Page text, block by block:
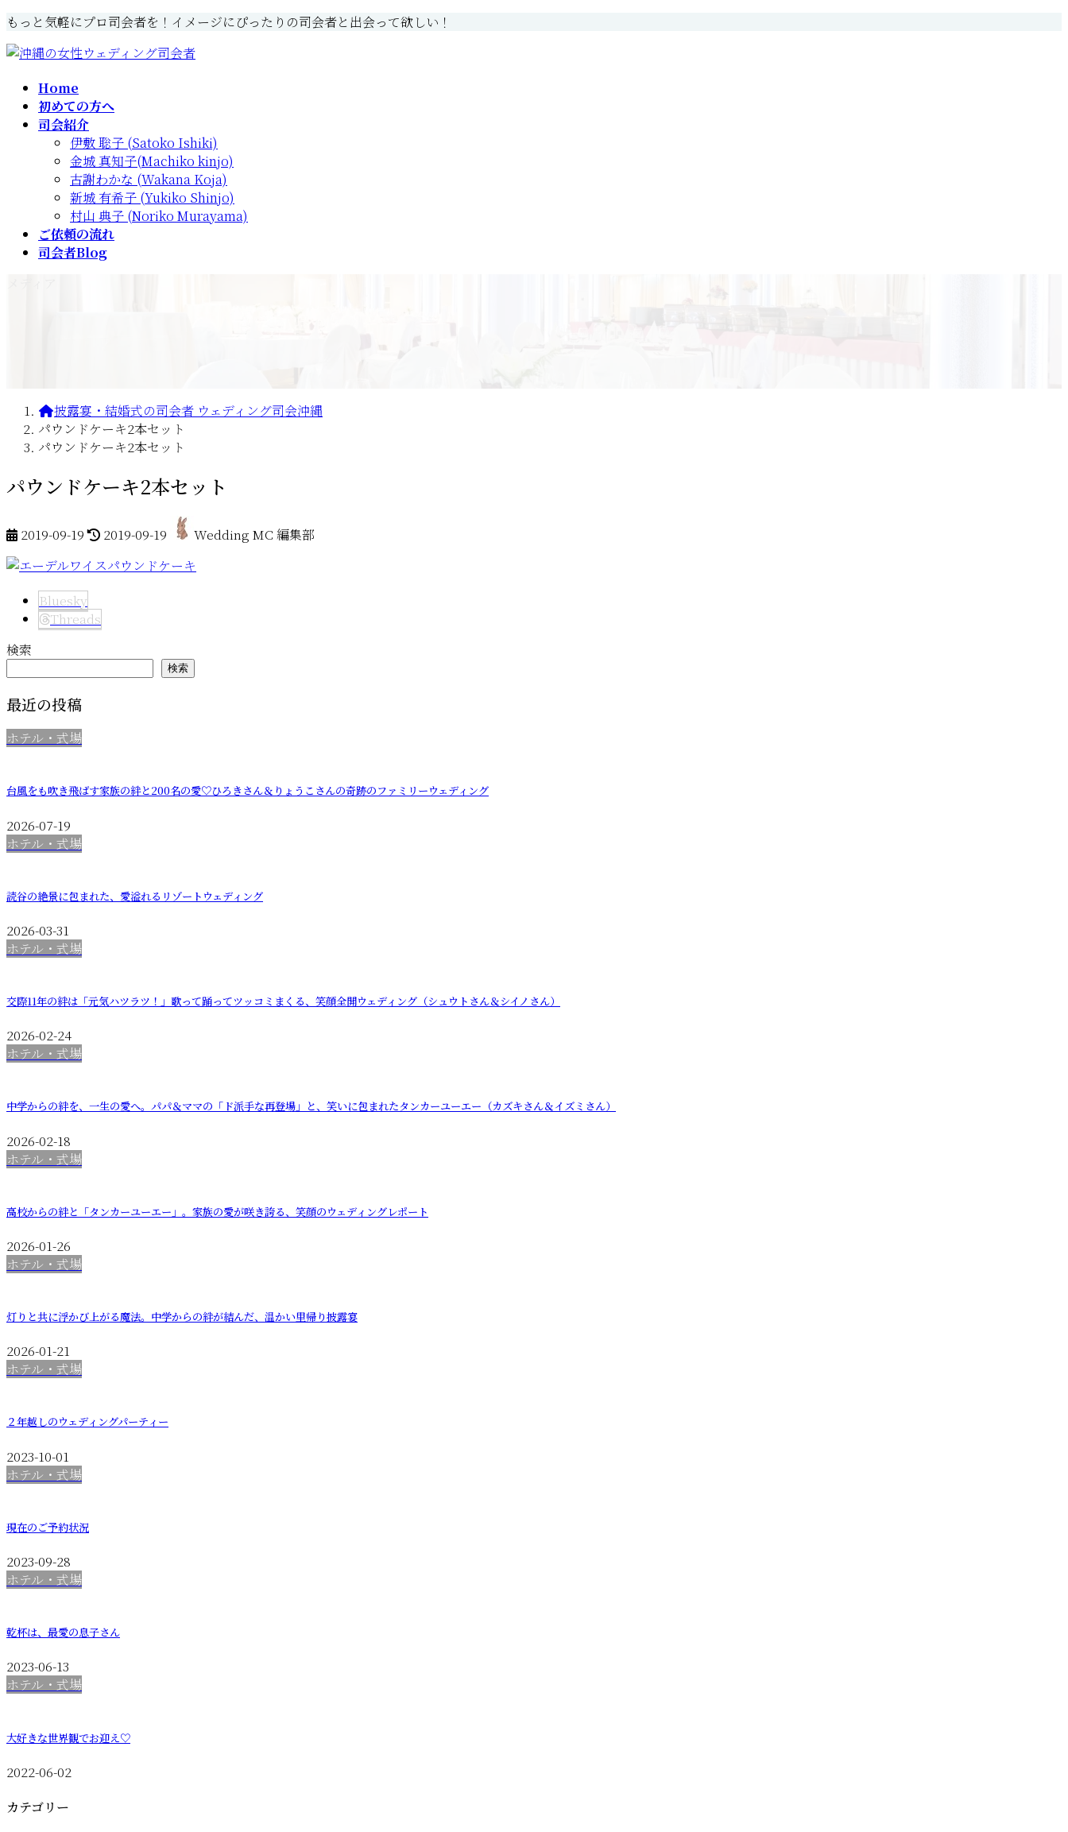
コ
ン
テ
ナ
ビ
ゲ
もっと気軽にプロ司会者を！イメージにぴったりの司会者と出会って欲しい！
Home
初めての方へ
司会紹介
伊敷 聡子 (Satoko Ishiki)
金城 真知子(Machiko kinjo)
古謝わかな (Wakana Koja)
新城 有希子 (Yukiko Shinjo)
村山 典子 (Noriko Murayama)
ご依頼の流れ
司会者Blog
披露宴・結婚式の司会者 ウェディング司会沖縄
パウンドケーキ2本セット
パウンドケーキ2本セット
パウンドケーキ2本セット
2019-09-19
終
更
2019-09-19 Wedding MC 編集部
Bluesky
Threads
検索
検索
最近の投稿
ホテル・式場
台風をも吹き飛ばす家族の絆と200名の愛♡ひろきさん＆りょうこさんの奇跡のファミリーウェディング
2026-07-19
ホテル・式場
読谷の絶景に包まれた、愛溢れるリゾートウェディング
2026-03-31
ホテル・式場
交際11年の絆は「元気ハツラツ！」歌って踊ってツッコミまくる、笑顔全開ウェディング（シュウトさん＆シイノさん）
2026-02-24
ホテル・式場
中学からの絆を、一生の愛へ。パパ＆ママの「ド派手な再登場」と、笑いに包まれたタンカーユーエー（カズキさん＆イズミさん）
2026-02-18
ホテル・式場
高校からの絆と「タンカーユーエー」。家族の愛が咲き誇る、笑顔のウェディングレポート
2026-01-26
ホテル・式場
灯りと共に浮かび上がる魔法。中学からの絆が結んだ、温かい里帰り披露宴
2026-01-21
ホテル・式場
２年越しのウェディングパーティー
2023-10-01
ホテル・式場
現在のご予約状況
2023-09-28
ホテル・式場
乾杯は、最愛の息子さん
2023-06-13
ホテル・式場
大好きな世界観でお迎え♡
2022-06-02
カテゴリー